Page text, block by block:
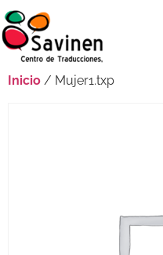
Inicio / Mujer1.txp